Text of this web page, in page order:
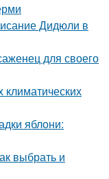
Дидюли в
для своего
яблони:
выбрать и